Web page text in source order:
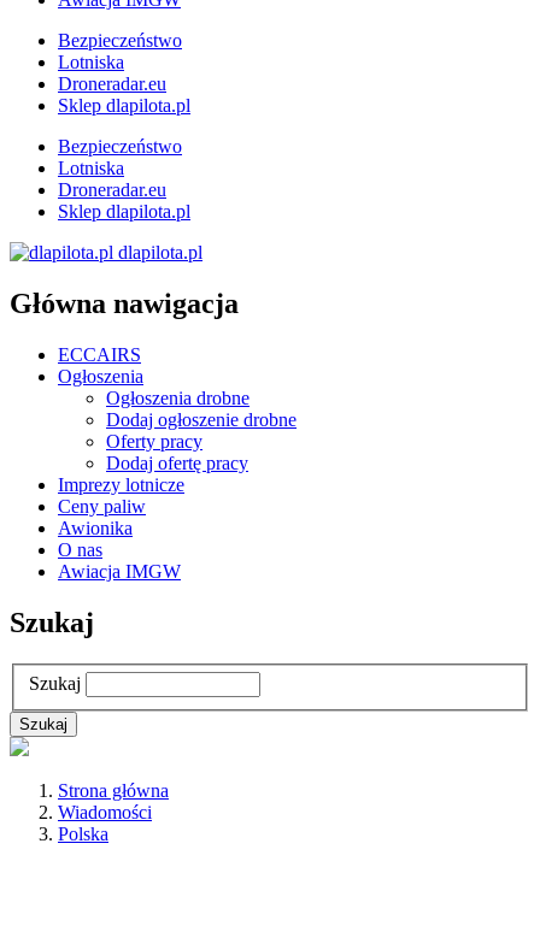
Bezpieczeństwo
Lotniska
Droneradar.eu
Sklep dlapilota.pl
Bezpieczeństwo
Lotniska
Droneradar.eu
Sklep dlapilota.pl
dlapilota.pl
Główna nawigacja
ECCAIRS
Ogłoszenia
Ogłoszenia drobne
Dodaj ogłoszenie drobne
Oferty pracy
Dodaj ofertę pracy
Imprezy lotnicze
Ceny paliw
Awionika
O nas
Awiacja IMGW
Szukaj
Szukaj
Strona główna
Wiadomości
Polska